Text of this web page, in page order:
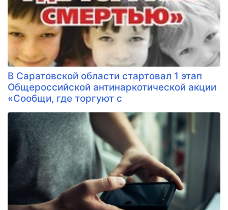
В Саратовской области стартовал 1 этап
Общероссийской антинаркотической акции
«Сообщи, где торгуют с